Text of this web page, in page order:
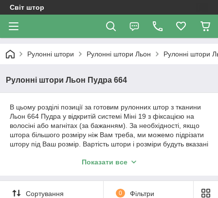
Світ штор
Рулонні штори Рулонні штори Льон Рулонні штори
Рулонні штори Льон Пудра 664
В цьому розділі позиції за готовим рулонних штор з тканини
Льон 664 Пудра у відкритій системі Міні 19 з фіксацією на
волосіні або магнітах (за бажанням). За необхідності, якщо
штора більшого розміру ніж Вам треба, ми можемо підрізати
штору під Ваш розмір. Вартість штори і розміри будуть вказані
Важливо!!! Як відбувається робота з нами. Ми
працюємо з усією Україною!
Показати все
Сортування 0 Фільтри